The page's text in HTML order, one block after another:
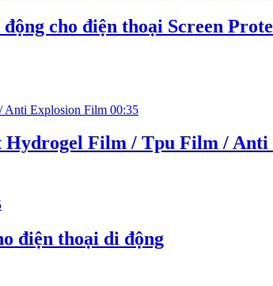
cho điện thoại Screen
00:35
Film / Tpu Film /
điện thoại di động